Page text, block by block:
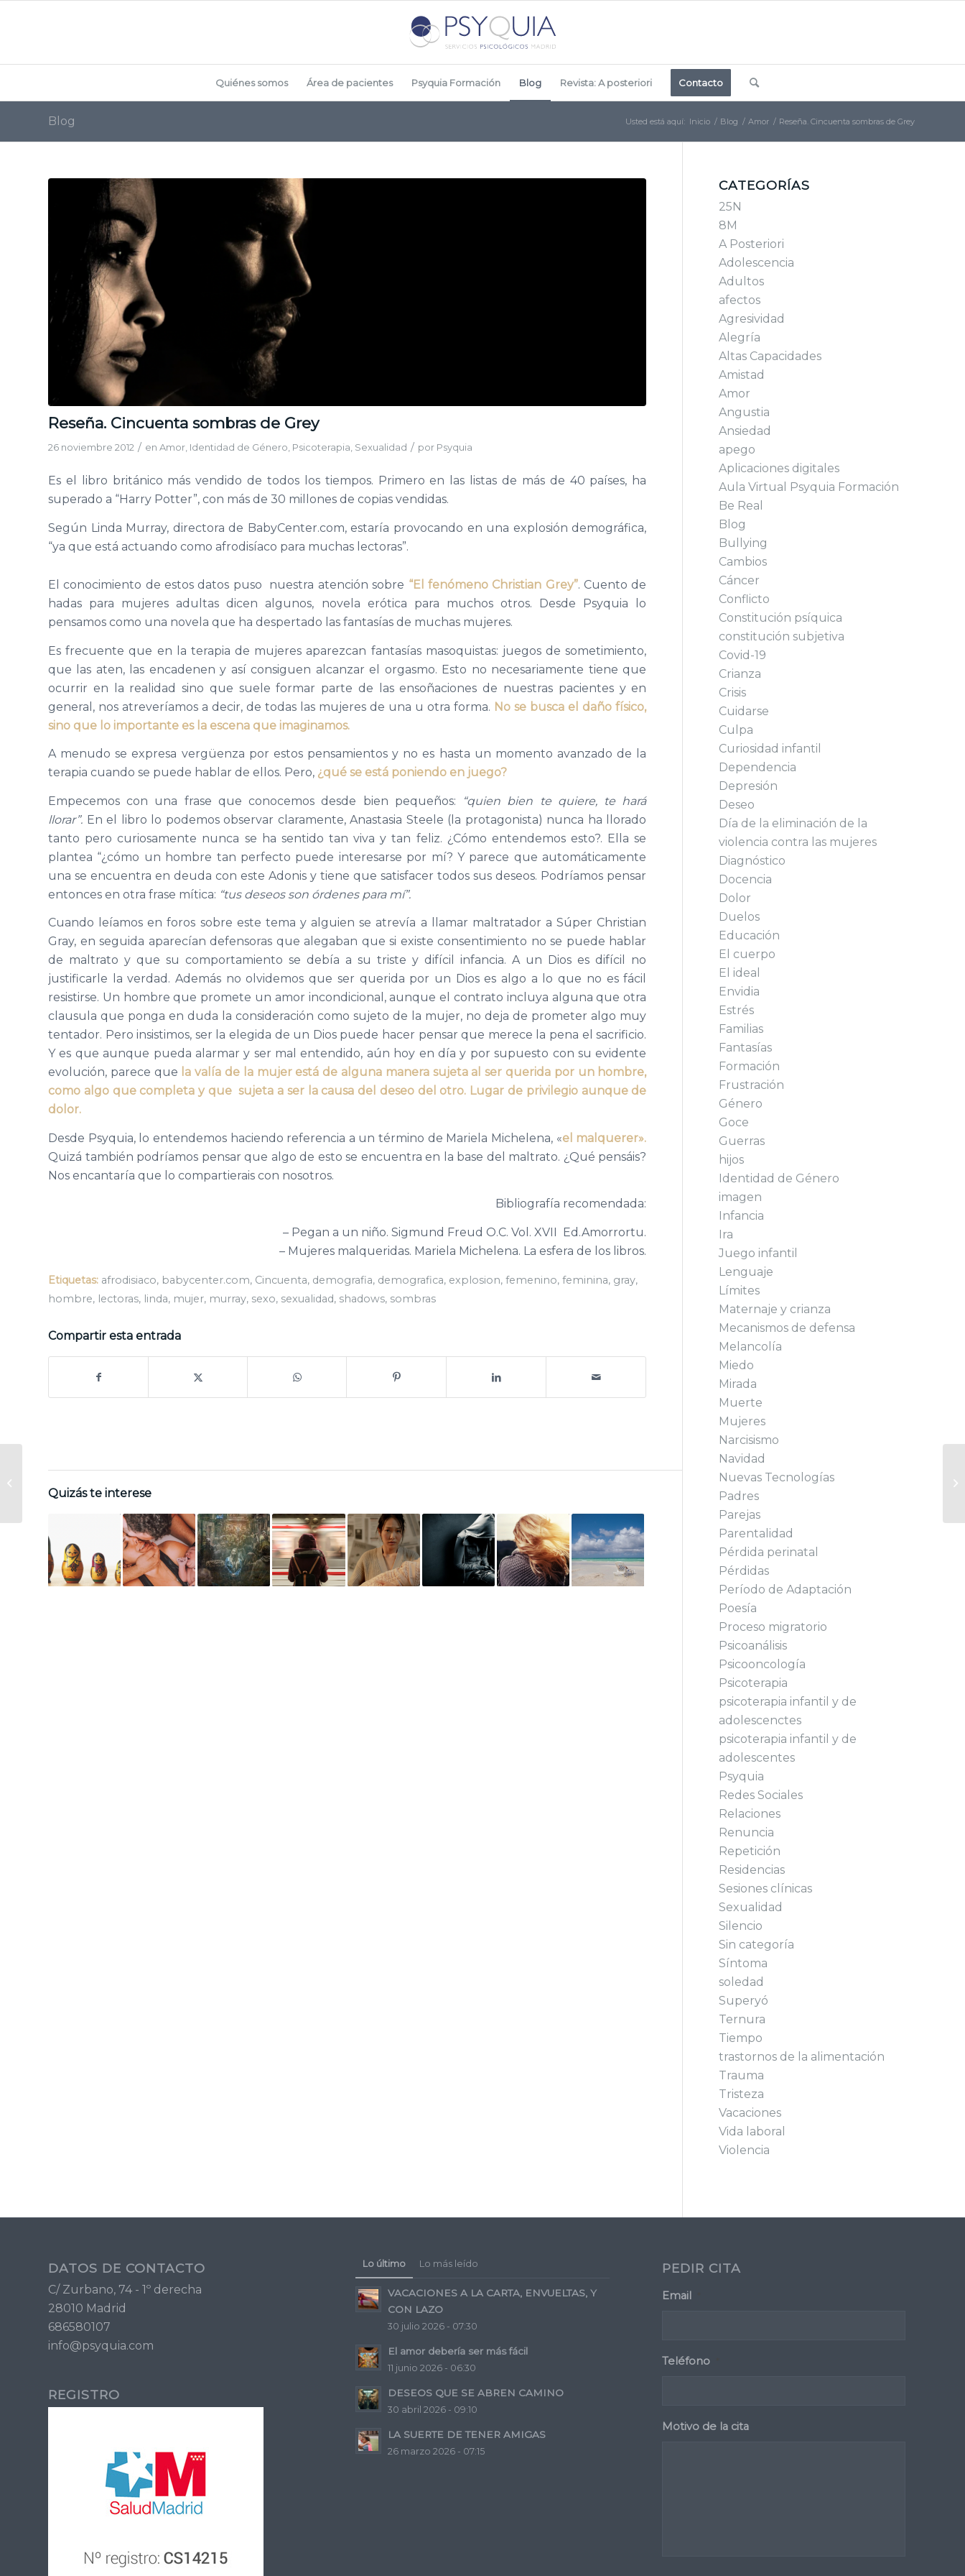
Quiénes somos Área de pacientes Psyquia Formación Blog Revista: A posteriori Contacto
Blog Usted está aquí: Inicio / Blog / Amor / Reseña. Cincuenta sombras de Grey
Reseña. Cincuenta sombras de Grey
26 noviembre 2012 / en Amor Identidad de Género Psicoterapia Sexualidad / por Psyquia
Es el libro británico más vendido de todos los tiempos. Primero en las listas de más de 40 países, ha
superado a “Harry Potter”, con más de 30 millones de copias vendidas.
Según Linda Murray, directora de BabyCenter.com, estaría provocando en una explosión demográfica,
“ya que está actuando como afrodisíaco para muchas lectoras”.
El conocimiento de estos datos puso nuestra atención sobre “El fenómeno Christian Grey”. Cuento de
hadas para mujeres adultas dicen algunos, novela erótica para muchos otros. Desde Psyquia lo
pensamos como una novela que ha despertado las fantasías de muchas mujeres.
Es frecuente que en la terapia de mujeres aparezcan fantasías masoquistas: juegos de sometimiento,
que las aten, las encadenen y así consiguen alcanzar el orgasmo. Esto no necesariamente tiene que
ocurrir en la realidad sino que suele formar parte de las ensoñaciones de nuestras pacientes y en
general, nos atreveríamos a decir, de todas las mujeres de una u otra forma. No se busca el daño físico,
sino que lo importante es la escena que imaginamos.
A menudo se expresa vergüenza por estos pensamientos y no es hasta un momento avanzado de la
terapia cuando se puede hablar de ellos. Pero, ¿qué se está poniendo en juego?
Empecemos con una frase que conocemos desde bien pequeños:
“quien bien te quiere, te hará
llorar”. En el libro lo podemos observar claramente, Anastasia Steele (la protagonista) nunca ha llorado
tanto pero curiosamente nunca se ha sentido tan viva y tan feliz. ¿Cómo entendemos esto?. Ella se
plantea “¿cómo un hombre tan perfecto puede interesarse por mí? Y parece que automáticamente
una se encuentra en deuda con este Adonis y tiene que satisfacer todos sus deseos. Podríamos pensar
entonces en otra frase mítica: “tus deseos son órdenes para mí”.
Cuando leíamos en foros sobre este tema y alguien se atrevía a llamar maltratador a Súper Christian
Gray, en seguida aparecían defensoras que alegaban que si existe consentimiento no se puede hablar
de maltrato y que su comportamiento se debía a su triste y difícil infancia. A un Dios es difícil no
justificarle la verdad. Además no olvidemos que ser querida por un Dios es algo a lo que no es fácil
resistirse. Un hombre que promete un amor incondicional, aunque el contrato incluya alguna que otra
clausula que ponga en duda la consideración como sujeto de la mujer, no deja de prometer algo muy
tentador. Pero insistimos, ser la elegida de un Dios puede hacer pensar que merece la pena el sacrificio.
Y es que aunque pueda alarmar y ser mal entendido, aún hoy en día y por supuesto con su evidente
evolución, parece que la valía de la mujer está de alguna manera sujeta al ser querida por un hombre,
como algo que completa y que sujeta a ser la causa del deseo del otro. Lugar de privilegio aunque de
dolor.
Desde Psyquia, lo entendemos haciendo referencia a un término de Mariela Michelena, «el malquerer».
Quizá también podríamos pensar que algo de esto se encuentra en la base del maltrato. ¿Qué pensáis?
Nos encantaría que lo compartierais con nosotros.
Bibliografía recomendada:
– Pegan a un niño. Sigmund Freud O.C. Vol. XVII Ed.Amorrortu.
– Mujeres malqueridas. Mariela Michelena. La esfera de los libros.
Etiquetas: afrodisiaco, babycenter.com, Cincuenta, demografia, demografica, explosion, femenino, feminina, gray,
hombre, lectoras, linda, mujer, murray, sexo, sexualidad, shadows, sombras
Compartir esta entrada
Quizás te interese
CATEGORÍAS
25N
8M
A Posteriori
Adolescencia
Adultos
afectos
Agresividad
Alegría
Altas Capacidades
Amistad
Amor
Angustia
Ansiedad
apego
Aplicaciones digitales
Aula Virtual Psyquia Formación
Be Real
Blog
Bullying
Cambios
Cáncer
Conflicto
Constitución psíquica
constitución subjetiva
Covid-19
Crianza
Crisis
Cuidarse
Culpa
Curiosidad infantil
Dependencia
Depresión
Deseo
Día de la eliminación de la
violencia contra las mujeres
Diagnóstico
Docencia
Dolor
Duelos
Educación
El cuerpo
El ideal
Envidia
Estrés
Familias
Fantasías
Formación
Frustración
Género
Goce
Guerras
hijos
Identidad de Género
imagen
Infancia
Ira
Juego infantil
Lenguaje
Límites
Maternaje y crianza
Mecanismos de defensa
Melancolía
Miedo
Mirada
Muerte
Mujeres
Narcisismo
Navidad
Nuevas Tecnologías
Padres
Parejas
Parentalidad
Pérdida perinatal
Pérdidas
Período de Adaptación
Poesía
Proceso migratorio
Psicoanálisis
Psicooncología
Psicoterapia
psicoterapia infantil y de
adolescenctes
psicoterapia infantil y de
adolescentes
Psyquia
Redes Sociales
Relaciones
Renuncia
Repetición
Residencias
Sesiones clínicas
Sexualidad
Silencio
Sin categoría
Síntoma
soledad
Superyó
Ternura
Tiempo
trastornos de la alimentación
Trauma
Tristeza
Vacaciones
Vida laboral
Violencia
DATOS DE CONTACTO
C/ Zurbano, 74 - 1º derecha
28010 Madrid
686580107
info@psyquia.com
REGISTRO
Lo último Lo más leído
VACACIONES A LA CARTA, ENVUELTAS, Y
CON LAZO
30 julio 2026 - 07:30
El amor debería ser más fácil
11 junio 2026 - 06:30
DESEOS QUE SE ABREN CAMINO
30 abril 2026 - 09:10
LA SUERTE DE TENER AMIGAS
26 marzo 2026 - 07:15
PEDIR CITA
Email
Teléfono
Motivo de la cita
de las siglas»